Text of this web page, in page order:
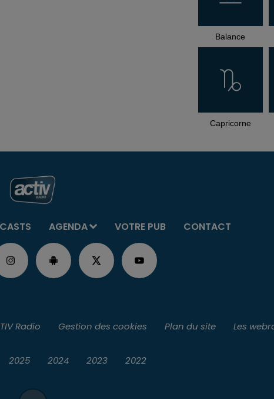
Balance
Capricorne
AGENDA VOTRE PUB CONTACT
Radio Gestion des cookies Plan du site Les
2025 2024 2023 2022